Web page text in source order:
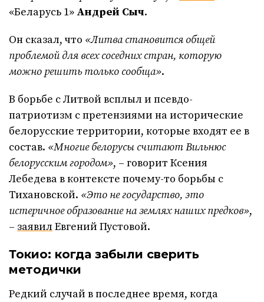
«Беларусь 1» Андрей Сыч.
Он сказал, что «Литва становится общей
проблемой для всех соседних стран, которую
можно решить только сообща».
В борьбе с Литвой всплыл и псевдо-
патриотизм с претензиями на исторические
белорусские территории, которые входят ее в
состав. «Многие белорусы считают Вильнюс
белорусским городом», – говорит Ксения
Лебедева в контексте почему-то борьбы с
Тихановской. «Это не государство, это
истеричное образование на землях наших предков»,
– заявил Евгений Пустовой.
Токио: когда забыли сверить
методички
Редкий случай в последнее время, когда